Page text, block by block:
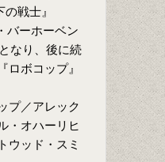
戦士』
バーホーベン
なり、後に続
ボコップ』
プ／アレック
・オハーリヒ
ウッド・スミ